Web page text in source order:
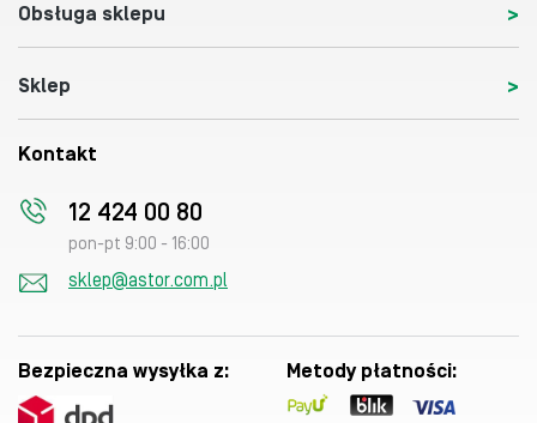
Obsługa sklepu
Sklep
Kontakt
12 424 00 80
pon-pt 9:00 - 16:00
sklep@astor.com.pl
Bezpieczna wysyłka z: Metody płatności: